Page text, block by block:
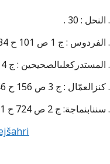
. النحل : 30 .
. الفردوس : ج 1 ص 101 ح 334.
. المستدركعلىالصحيحين : ج 4 ص 348 ح 7870.
. كنزالعمّال : ج 3 ص 156 ح 5946.
. سننابنماجة: ج 2 ص 724 ح 2141 .